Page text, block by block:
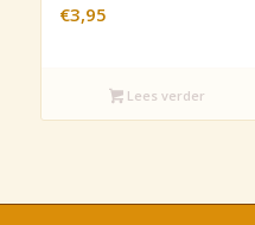
€3,95
Lees verder